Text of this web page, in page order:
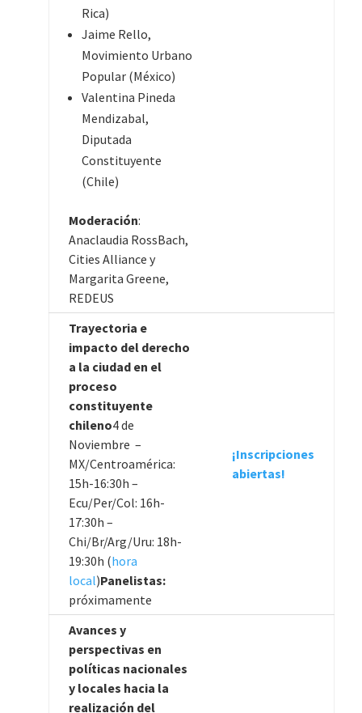
Rica)
Jaime Rello,
Movimiento Urbano
Popular (México)
Valentina Pineda
Mendizabal,
Diputada
Constituyente
(Chile)
Moderación:
Anaclaudia RossBach,
Cities Alliance y
Margarita Greene,
REDEUS
Trayectoria e
impacto del derecho
a la ciudad en el
proceso
constituyente
chileno4 de
Noviembre –
MX/Centroamérica:
15h-16:30h –
Ecu/Per/Col: 16h-
17:30h –
Chi/Br/Arg/Uru: 18h-
19:30h (hora
local)Panelistas:
próximamente
¡Inscripciones
abiertas!
Avances y
perspectivas en
políticas nacionales
y locales hacia la
realización del